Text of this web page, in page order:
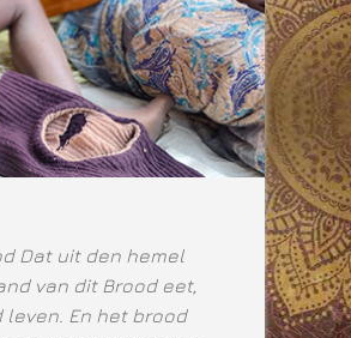
Dat uit den hemel
van dit Brood eet,
leven. En het brood